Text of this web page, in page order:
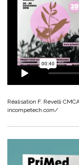
Réalisation F. Revelli
incompetech.com/